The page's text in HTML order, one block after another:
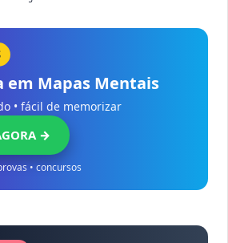
em Mapas Mentais
• fácil de memorizar
→
• concursos